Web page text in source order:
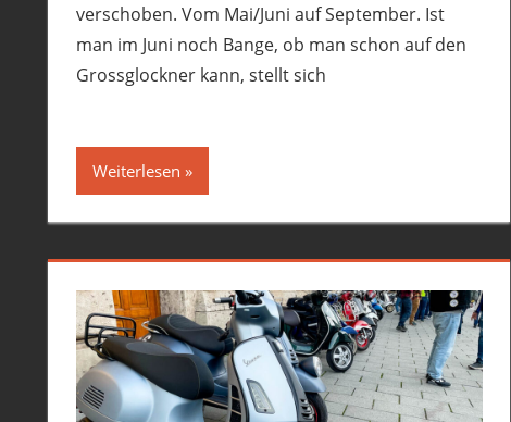
verschoben. Vom Mai/Juni auf September. Ist
man im Juni noch Bange, ob man schon auf den
Grossglockner kann, stellt sich
Weiterlesen